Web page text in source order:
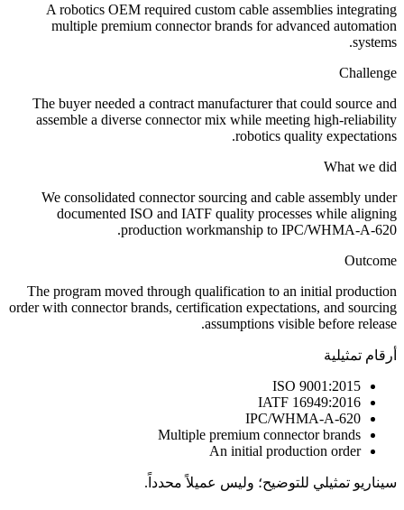
A robotics OEM required custom cable assemblies integrating
multiple premium connector brands for advanced automation
systems.
Challenge
The buyer needed a contract manufacturer that could source and
assemble a diverse connector mix while meeting high-reliability
robotics quality expectations.
What we did
We consolidated connector sourcing and cable assembly under
documented ISO and IATF quality processes while aligning
production workmanship to IPC/WHMA-A-620.
Outcome
The program moved through qualification to an initial production
order with connector brands, certification expectations, and sourcing
assumptions visible before release.
أرقام تمثيلية
ISO 9001:2015
IATF 16949:2016
IPC/WHMA-A-620
Multiple premium connector brands
An initial production order
سيناريو تمثيلي للتوضيح؛ وليس عميلاً محدداً.